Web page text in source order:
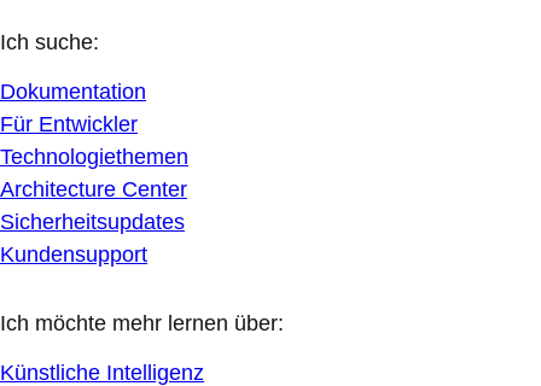
Ich suche:
Dokumentation
Für Entwickler
Technologiethemen
Architecture Center
Sicherheitsupdates
Kundensupport
Ich möchte mehr lernen über:
Künstliche Intelligenz